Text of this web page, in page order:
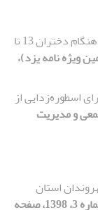
زمینه‌ها و پیامدهای ازدواج زودهنگام دختران 13 تا
4(دومین ویژه نامه یزد)،
اسطوره‌زدایی از
جمعی و مدیریت
استان
[دوره 13، شماره 3، 1398، صفحه